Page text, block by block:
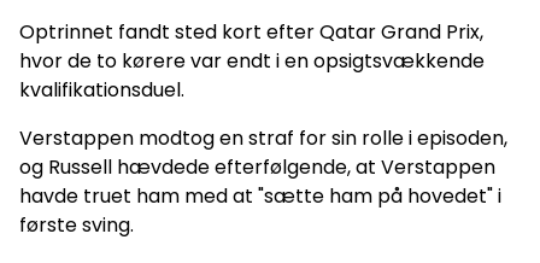
Optrinnet fandt sted kort efter Qatar Grand Prix,
hvor de to kørere var endt i en opsigtsvækkende
kvalifikationsduel.
Verstappen modtog en straf for sin rolle i episoden,
og Russell hævdede efterfølgende, at Verstappen
havde truet ham med at "sætte ham på hovedet" i
første sving.